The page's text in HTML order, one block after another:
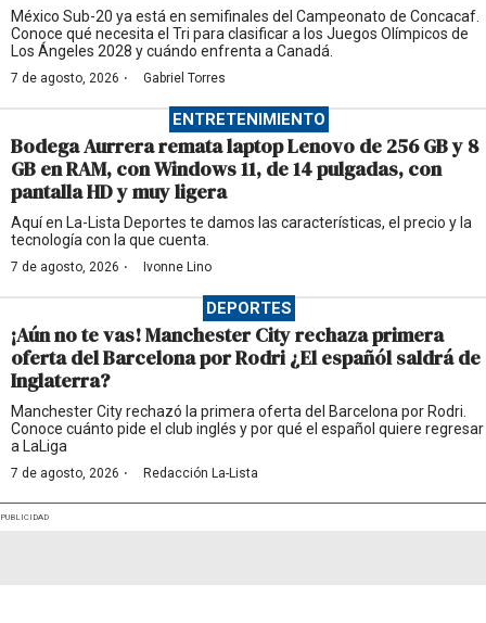
México Sub-20 ya está en semifinales del Campeonato de Concacaf.
Conoce qué necesita el Tri para clasificar a los Juegos Olímpicos de
Los Ángeles 2028 y cuándo enfrenta a Canadá.
7 de agosto, 2026 · Gabriel Torres
ENTRETENIMIENTO
Bodega Aurrera remata laptop Lenovo de 256 GB y 8
GB en RAM, con Windows 11, de 14 pulgadas, con
pantalla HD y muy ligera
Aquí en La-Lista Deportes te damos las características, el precio y la
tecnología con la que cuenta.
7 de agosto, 2026 · Ivonne Lino
DEPORTES
¡Aún no te vas! Manchester City rechaza primera
oferta del Barcelona por Rodri ¿El españól saldrá de
Inglaterra?
Manchester City rechazó la primera oferta del Barcelona por Rodri.
Conoce cuánto pide el club inglés y por qué el español quiere regresar
a LaLiga
7 de agosto, 2026 · Redacción La-Lista
PUBLICIDAD